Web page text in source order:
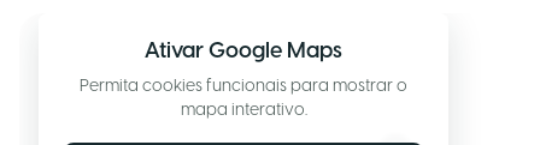
Ativar Google Maps
Permita cookies funcionais para mostrar o
mapa interativo.